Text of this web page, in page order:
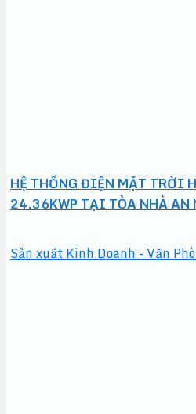
HỆ THỐNG ĐIỆN MẶT TRỜI
24.36KWP TẠI TÒA NHÀ AN
Sản xuất Kinh Doanh - Văn